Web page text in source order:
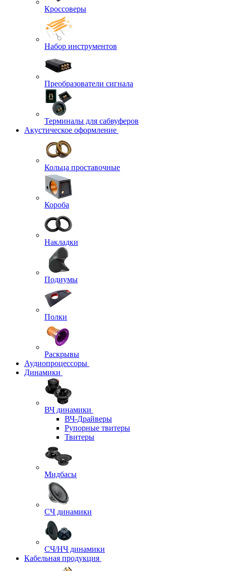
Кроссоверы
Набор инструментов
Преобразователи сигнала
Терминалы для сабвуферов
Акустическое оформление
Кольца проставочные
Короба
Накладки
Подиумы
Полки
Раскрывы
Аудиопроцессоры
Динамики
ВЧ динамики
ВЧ-Драйверы
Рупорные твитеры
Твитеры
Мидбасы
СЧ динамики
СЧ/НЧ динамики
Кабельная продукция